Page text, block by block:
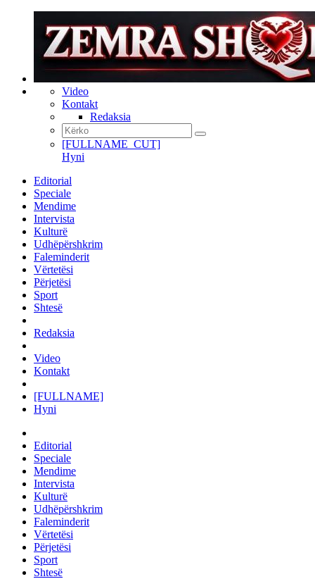
Video
Kontakt
Redaksia
[FULLNAME_CUT]
Hyni
Editorial
Speciale
Mendime
Intervista
Kulturë
Udhëpërshkrim
Faleminderit
Vërtetësi
Përjetësi
Sport
Shtesë
Redaksia
Video
Kontakt
[FULLNAME]
Hyni
Editorial
Speciale
Mendime
Intervista
Kulturë
Udhëpërshkrim
Faleminderit
Vërtetësi
Përjetësi
Sport
Shtesë